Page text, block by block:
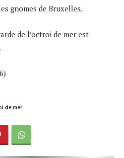
gnomes de Bruxelles.
de l’octroi de mer est
de mer